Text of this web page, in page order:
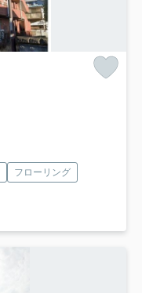
フローリング